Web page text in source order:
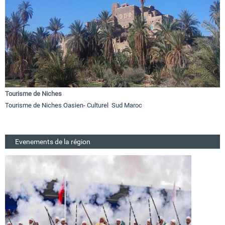
Tourisme de Niches
Tourisme de Niches Oasien- Culturel Sud Maroc
Evenements de la région